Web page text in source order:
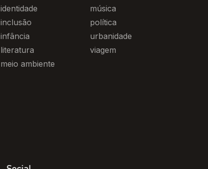
identidade
inclusão
infância
literatura
meio ambiente
música
política
urbanidade
viagem